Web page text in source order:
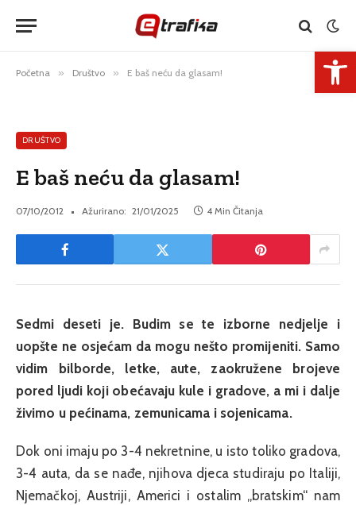
Početna » Društvo » E baš neću da glasam!
DRUŠTVO
E baš neću da glasam!
07/10/2012 Ažurirano: 21/01/2025 4 Min Čitanja
Sedmi deseti je. Budim se te izborne nedjelje i
uopšte ne osjećam da mogu nešto promijeniti. Samo
vidim bilborde, letke, aute, zaokružene brojeve
pored ljudi koji obećavaju kule i gradove, a mi i dalje
živimo u pećinama, zemunicama i sojenicama.
Dok oni imaju po 3-4 nekretnine, u isto toliko gradova,
3-4 auta, da se nađe, njihova djeca studiraju po Italiji,
Njemačkoj, Austriji, Americi i ostalim „bratskim“ nam